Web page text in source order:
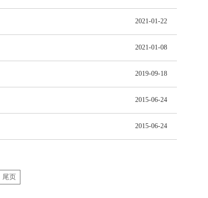
2021-01-22
2021-01-08
2019-09-18
2015-06-24
2015-06-24
尾页